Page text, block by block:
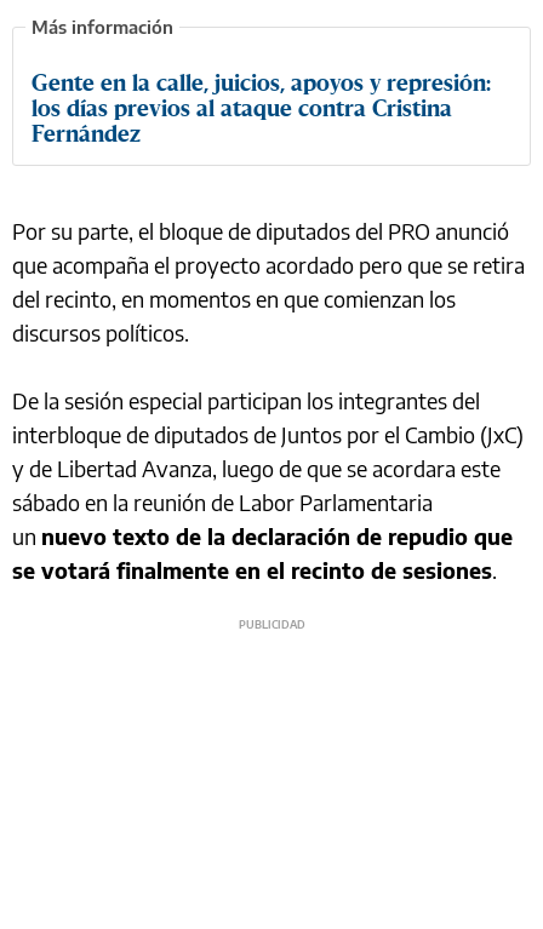
Gente en la calle, juicios, apoyos y represión:
los días previos al ataque contra Cristina
Fernández
Por su parte, el bloque de diputados del PRO anunció
que acompaña el proyecto acordado pero que se retira
del recinto, en momentos en que comienzan los
discursos políticos.
De la sesión especial participan los integrantes del
interbloque de diputados de Juntos por el Cambio (JxC)
y de Libertad Avanza, luego de que se acordara este
sábado en la reunión de Labor Parlamentaria
un nuevo texto de la declaración de repudio que
se votará finalmente en el recinto de sesiones.